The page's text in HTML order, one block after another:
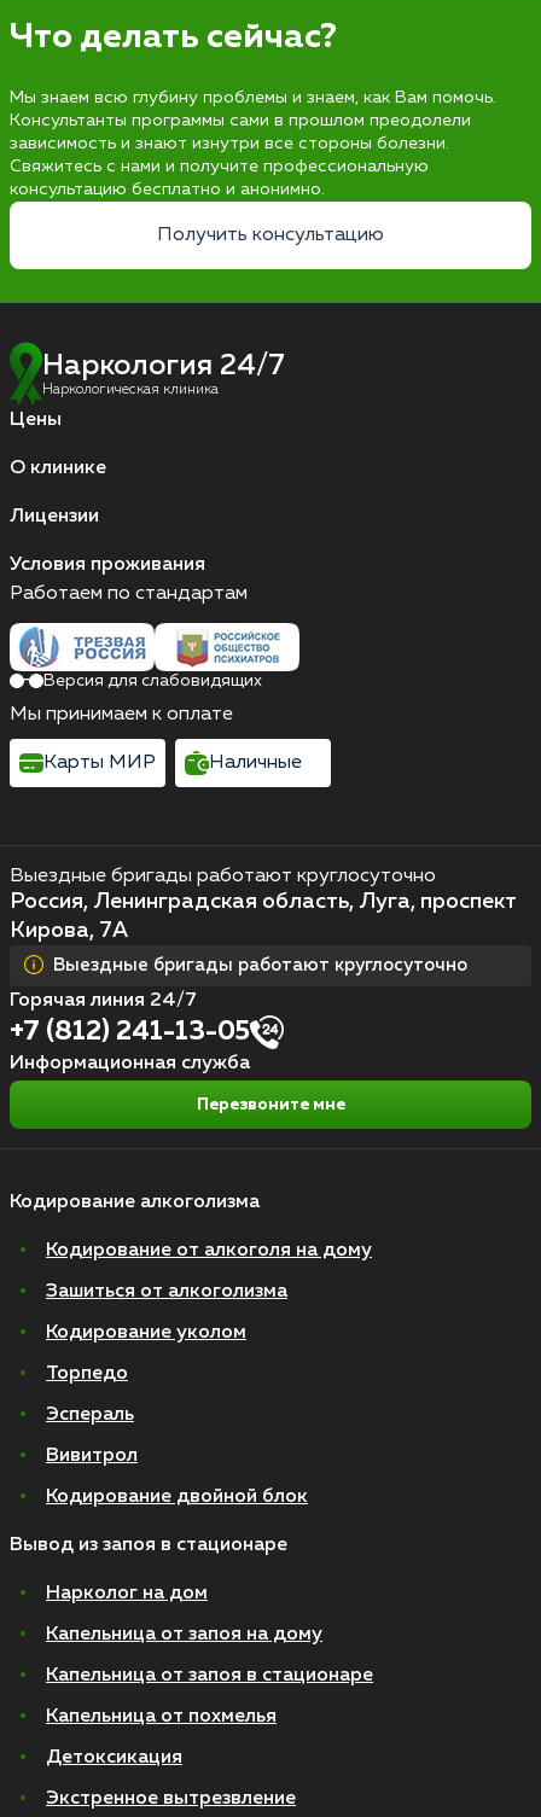
Что делать сейчас?
Мы знаем всю глубину проблемы и знаем, как Вам помочь.
Консультанты программы сами в прошлом преодолели
зависимость и знают изнутри все стороны болезни.
Свяжитесь с нами и получите профессиональную
консультацию бесплатно и анонимно.
Получить консультацию
Наркология 24/7
Наркологическая клиника
Цены
О клинике
Лицензии
Условия проживания
Кодирование алкоголизма
Кодирование от алкоголя на дому
Зашиться от алкоголизма
Кодирование уколом
Торпедо
Эспераль
Вивитрол
Кодирование двойной блок
Вывод из запоя в стационаре
Нарколог на дом
Капельница от запоя на дому
Капельница от запоя в стационаре
Капельница от похмелья
Детоксикация
Экстренное вытрезвление
Выездные бригады работают круглосуточно
Россия, Ленинградская область, Луга, проспект
Кирова, 7А
Выездные бригады работают круглосуточно
Горячая линия 24/7
+7 (812) 241-13-05
Информационная служба
Перезвоните мне
Работаем по стандартам
Версия для слабовидящих
Мы принимаем к оплате
Карты МИР Наличные